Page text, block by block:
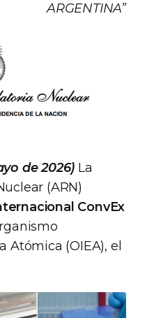
ARGENTINA”
de 2026) La
(ARN)
ConvEx
Atómica (OIEA), el